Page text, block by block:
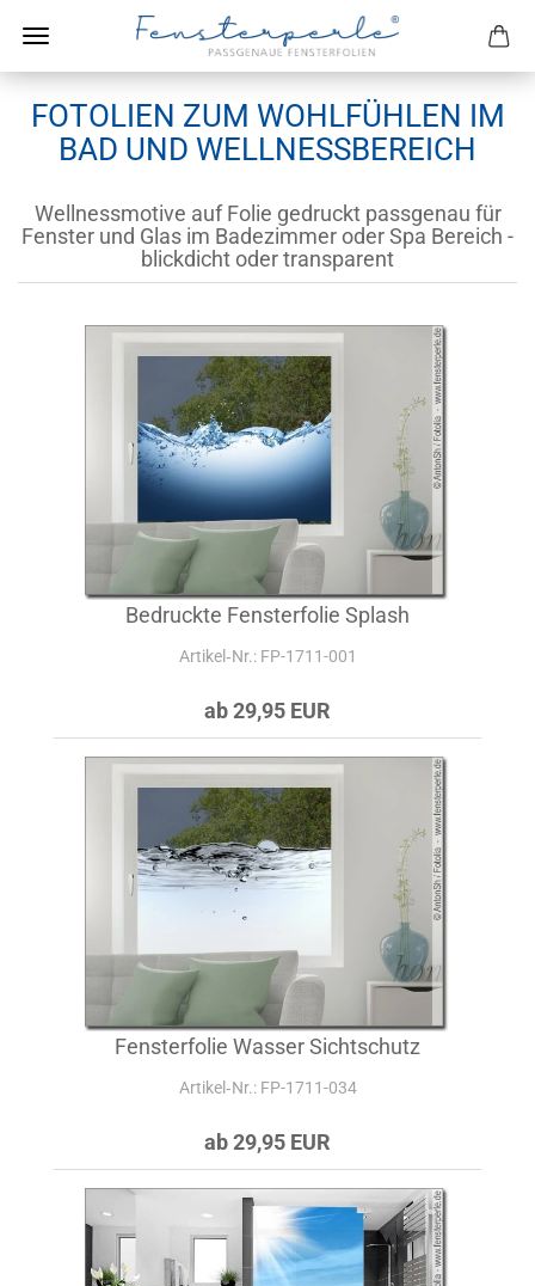
FOTOLIEN ZUM WOHLFÜHLEN IM
BAD UND WELLNESSBEREICH
Wellnessmotive auf Folie gedruckt passgenau für
Fenster und Glas im Badezimmer oder Spa Bereich -
blickdicht oder transparent
Bedruckte Fensterfolie Splash
Artikel‑Nr.: FP-1711-001
ab 29,95 EUR
Fensterfolie Wasser Sichtschutz
Artikel‑Nr.: FP-1711-034
ab 29,95 EUR